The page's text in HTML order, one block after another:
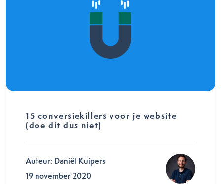
15 conversiekillers voor je website
(doe dit dus niet)
Auteur: Daniël Kuipers
19 november 2020